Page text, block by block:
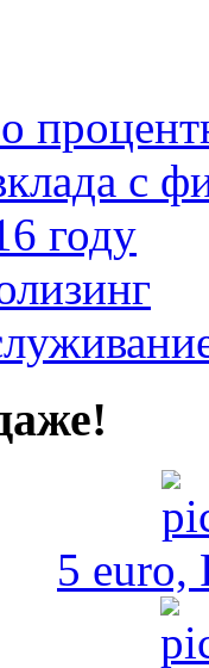
с
году
5 euro,